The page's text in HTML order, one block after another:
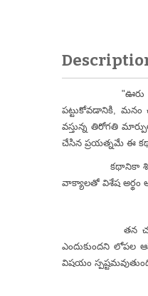
"ఊరు
పట్టుకోవడానికి, మనం
వస్తున్న తిరోగతి
చేసిన ప్రయత్నమే ఈ
కథానికా శిల్ప
వాక్యాలతో విశేష అర్థం
తన చుట్టూ ఉన్న
ఎందుకుందని లోపల
విషయం